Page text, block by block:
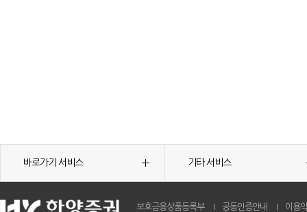
바로가기 서비스 기타 서비스
보호금융상품등록부 공동인증안내 이용